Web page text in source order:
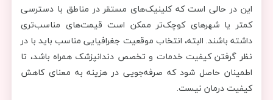
این در حالی است که کلینیک‌های مستقر در مناطق با دسترسی
کمتر یا شهرهای کوچک‌تر ممکن است قیمت‌های مناسب‌تری
داشته باشند. البته، انتخاب موقعیت جغرافیایی مناسب باید با در
نظر گرفتن کیفیت خدمات و تخصص دندانپزشک همراه باشد، تا
اطمینان حاصل شود که صرفه‌جویی در هزینه به معنای کاهش
کیفیت درمان نیست.